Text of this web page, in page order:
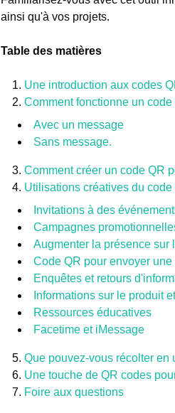
ainsi qu'à vos projets.
Table des matières
Une introduction aux codes
Comment fonctionne un code
Avec un message
Sans message.
Comment créer un code QR
Utilisations créatives du
Invitations à des
Campagnes
Augmenter la présence sur
Code QR pour envoyer
Enquêtes et retours
Informations sur le produit
Ressources éducatives
Facetime et iMessage
Que pouvez-vous récolter en
Une touche de QR codes
Foire aux questions